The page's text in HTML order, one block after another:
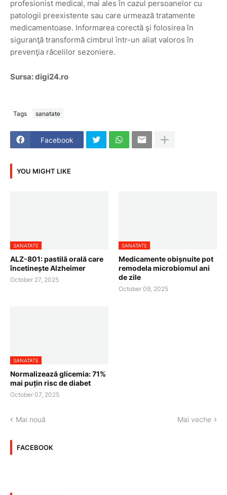
profesionist medical, mai ales în cazul persoanelor cu
patologii preexistente sau care urmează tratamente
medicamentoase. Informarea corectă şi folosirea în
siguranţă transformă cimbrul într-un aliat valoros în
prevenţia răcelilor sezoniere.
Sursa: digi24.ro
Tags sanatate
Facebook
YOU MIGHT LIKE
SANATATE
ALZ-801: pastilă orală care
încetinește Alzheimer
October 27, 2025
SANATATE
Medicamente obișnuite pot
remodela microbiomul ani
de zile
October 09, 2025
SANATATE
Normalizează glicemia: 71%
mai puțin risc de diabet
October 07, 2025
Mai nouă Mai veche
FACEBOOK